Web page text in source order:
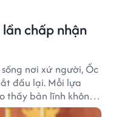
chấp nhận
nơi xứ người, Ốc
đầu lại. Mỗi lựa
thấy bản lĩnh không